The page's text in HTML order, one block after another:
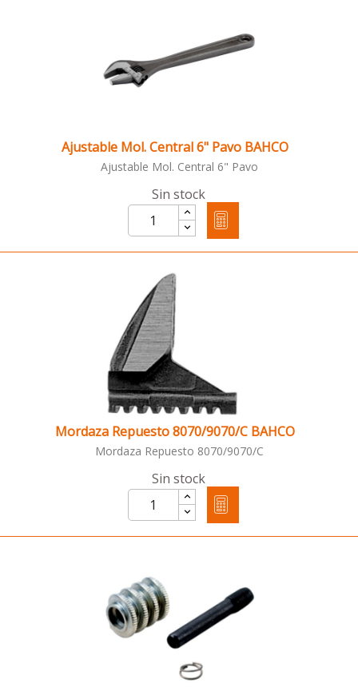
Ajustable Mol. Central 6" Pavo BAHCO
Ajustable Mol. Central 6" Pavo
Sin stock
Mordaza Repuesto 8070/9070/C BAHCO
Mordaza Repuesto 8070/9070/C
Sin stock